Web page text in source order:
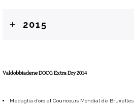
2015
Valdobbiadene DOCG Extra Dry 2014
Medaglia d’oro al Councours Mondial de Bruxelles